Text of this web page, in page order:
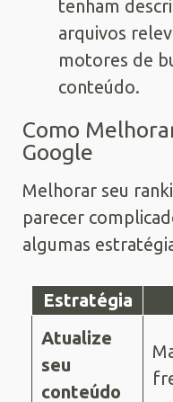
tenham
arquivos
motores de
conteúdo.
Como
Google
Melhorar seu
parecer
algumas
Estratégia
Atualize
seu
conteúdo